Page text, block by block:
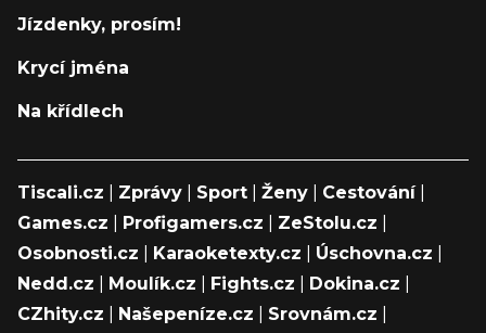
Jízdenky, prosím!
Krycí jména
Na křídlech
Tiscali.cz Zprávy Sport Ženy Cestování|
Games.cz
Profigamers.cz ZeStolu.cz
Osobnosti.cz
Karaoketexty.cz Úschovna.cz
Nedd.cz
Moulík.cz Fights.cz Dokina.cz
CZhity.cz
Našepeníze.cz Srovnám.cz